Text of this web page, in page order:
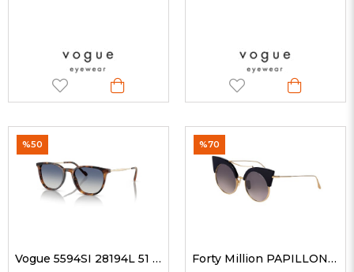
Vogue 5594SI 28194L 51 G Erkek Güneş Gözlükleri
%50
Forty Million PAPILLON GLD/BLK 180 52-20 Kadın Güneş Gözlükleri
%70